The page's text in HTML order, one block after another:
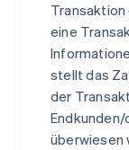
eine
stellt das
der
Endkunden/
überwiesen